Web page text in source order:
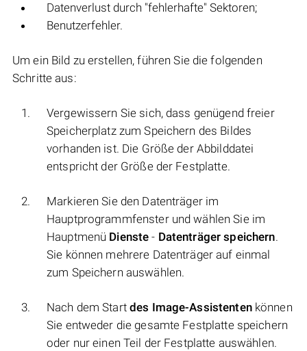
Datenverlust durch "fehlerhafte" Sektoren;
Benutzerfehler.
Um ein Bild zu erstellen, führen Sie die folgenden
Schritte aus:
Vergewissern Sie sich, dass genügend freier
Speicherplatz zum Speichern des Bildes
vorhanden ist. Die Größe der Abbilddatei
entspricht der Größe der Festplatte.
Markieren Sie den Datenträger im
Hauptprogrammfenster und wählen Sie im
Hauptmenü Dienste - Datenträger speichern.
Sie können mehrere Datenträger auf einmal
zum Speichern auswählen.
Nach dem Start des Image-Assistentenkönnen
Sie entweder die gesamte Festplatte speichern
oder nur einen Teil der Festplatte auswählen.